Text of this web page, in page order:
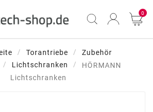
0
Torantriebe
Zubehör
Lichtschranken
HÖRMANN
Lichtschranken